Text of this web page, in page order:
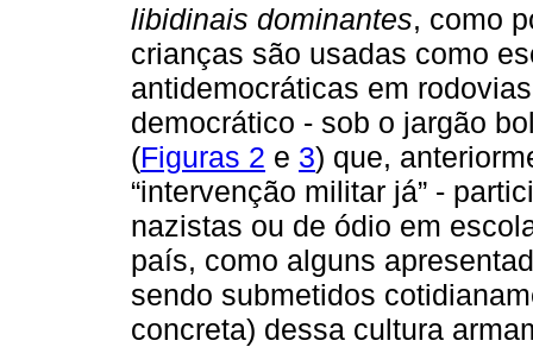
libidinais dominantes, como
crianças são usadas como
antidemocráticas em
democrático - sob o jargão
(Figuras 2 e 3) que,
“intervenção militar já” -
nazistas ou de ódio em
país, como alguns
sendo submetidos
concreta) dessa cultura